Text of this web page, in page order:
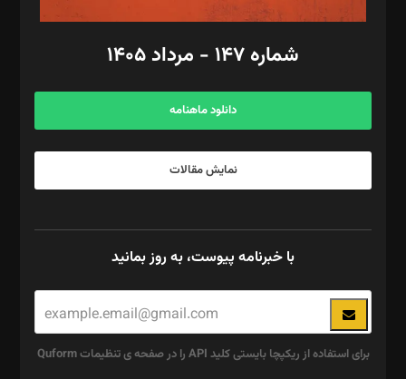
امور مالی: شاپور رهبری، محمد‌ کاظمی‌نیا
آگهی و مشترکین: ۰۹۱۹۹۹۹۰۴۵۴
شماره ۱۴۷ - مرداد ۱۴۰۵
دانلود ماهنامه
نمایش مقالات
با خبرنامه پیوست، به روز بمانید
برای استفاده از ریکپچا بایستی کلید API را در صفحه ی تنظیمات Quform